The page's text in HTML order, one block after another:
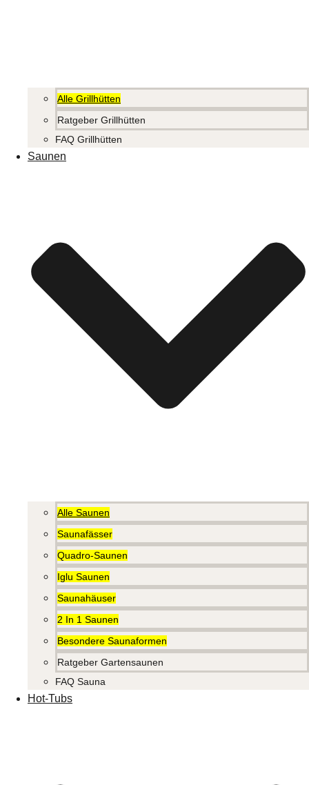
Alle Grillhütten
Ratgeber Grillhütten
FAQ Grillhütten
Saunen
Alle Saunen
Saunafässer
Quadro-Saunen
Iglu Saunen
Saunahäuser
2 In 1 Saunen
Besondere Saunaformen
Ratgeber Gartensaunen
FAQ Sauna
Hot-Tubs